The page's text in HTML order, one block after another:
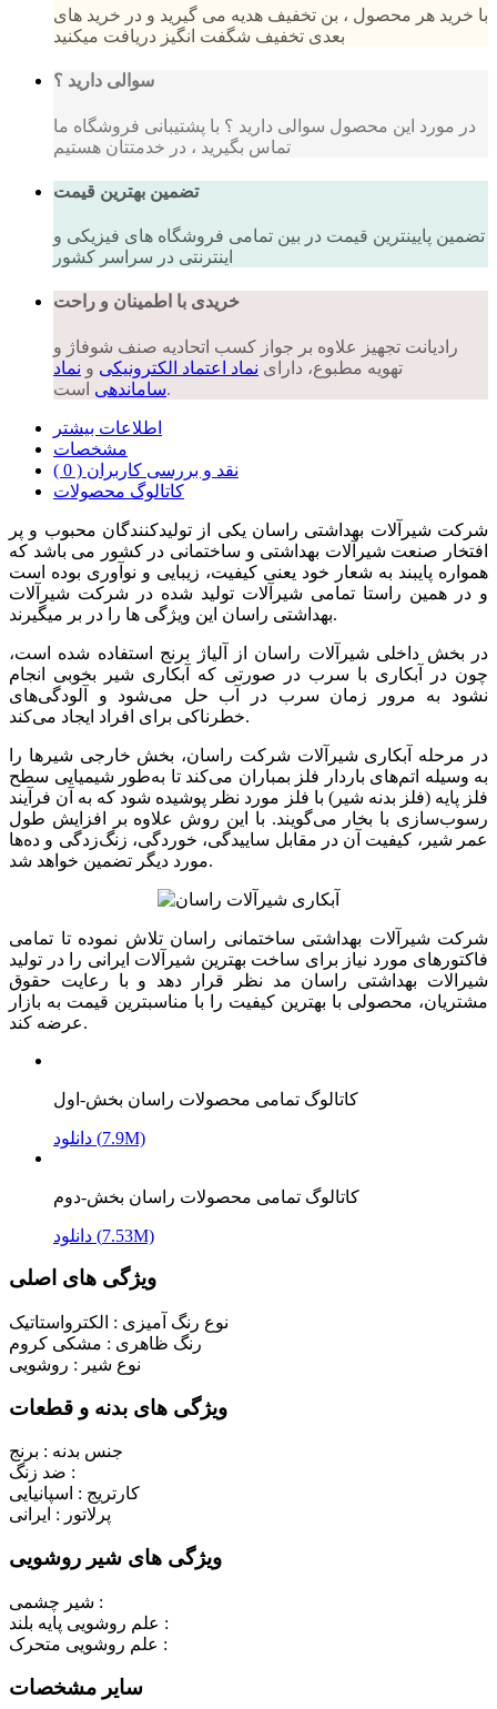
با خرید هر محصول ، بن تخفیف هدیه می گیرید و در خرید های
بعدی تخفیف شگفت انگیز دریافت میکنید
سوالی دارید ؟
در مورد این محصول سوالی دارید ؟ با پشتیبانی فروشگاه ما
تماس بگیرید ، در خدمتتان هستیم
تضمین بهترین قیمت
تضمین پایینترین قیمت در بین تمامی فروشگاه های فیزیکی و
اینترنتی در سراسر کشور
خریدی با اطمینان و راحت
رادیانت تجهیز علاوه بر جواز کسب اتحادیه صنف شوفاژ و
تهویه مطبوع، دارای نماد اعتماد الکترونیکی و نماد
ساماندهیاست.
اطلاعات بیشتر
مشخصات
نقد و بررسی کاربران ( 0 )
کاتالوگ محصولات
شرکت شیرآلات بهداشتی راسان یکی از تولیدکنندگان محبوب و پر
افتخار صنعت شیرآلات بهداشتی و ساختمانی در کشور می باشد که
همواره پایبند به شعار خود یعنی کیفیت، زیبایی و نوآوری بوده است
و در همین راستا تمامی شیرآلات تولید شده در شرکت شیرآلات
بهداشتی راسان این ویژگی ها را در بر میگیرند.
در بخش داخلی شیرآلات راسان از آلیاژ برنج استفاده شده است،
چون در آبکاری با سرب در صورتی که آبکاری شیر بخوبی انجام
نشود به مرور زمان سرب در آب حل می‌شود و آلودگی‌های
خطرناکی برای افراد ایجاد می‌کند.
در مرحله آبکاری شیرآلات شرکت راسان، بخش خارجی شیرها را
به وسیله اتم‌های باردار فلز بمباران می‌کند تا به‌طور شیمیایی سطح
فلز پایه (فلز بدنه شیر) با فلز مورد نظر پوشیده شود که به آن فرآیند
رسوب‌سازی با بخار می‌گویند. با این روش علاوه بر افزایش طول
عمر شیر، کیفیت آن در مقابل ساییدگی، خوردگی، زنگ‌زدگی و ده‌ها
مورد دیگر تضمین خواهد شد.
شرکت شیرآلات بهداشتی ساختمانی راسان تلاش نموده تا تمامی
فاکتورهای مورد نیاز برای ساخت بهترین شیرآلات ایرانی را در تولید
شیرالات بهداشتی راسان مد نظر قرار دهد و با رعایت حقوق
مشتریان، محصولی با بهترین کیفیت را با مناسبترین قیمت به بازار
عرضه کند.
کاتالوگ تمامی محصولات راسان بخش-اول
دانلود (7.9M)
کاتالوگ تمامی محصولات راسان بخش-دوم
دانلود (7.53M)
ویژگی های اصلی
نوع رنگ آمیزی : الکترواستاتیک
رنگ ظاهری : مشکی کروم
نوع شیر : روشویی
ویژگی های بدنه و قطعات
جنس بدنه : برنج
ضد زنگ :
کارتریج : اسپانیایی
پرلاتور : ایرانی
ویژگی های شیر روشویی
شیر چشمی :
علم روشویی پایه بلند :
علم روشویی متحرک :
سایر مشخصات